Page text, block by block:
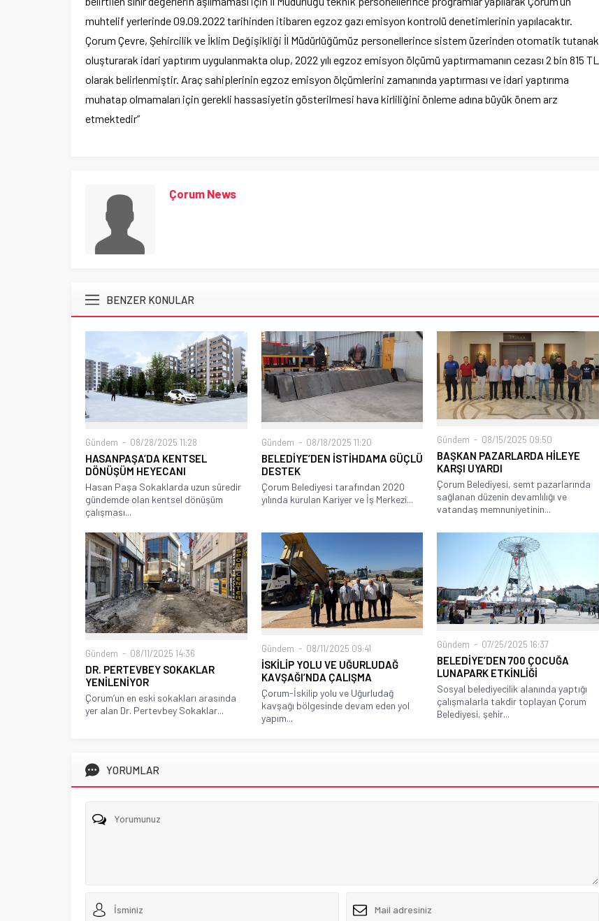
muhtelif yerlerinde 09.09.2022 tarihinden itibaren egzoz gazı emisyon kontrolü denetimlerinin yapılacaktır.
Çorum Çevre, Şehircilik ve İklim Değişikliği İl Müdürlüğümüz personellerince sistem üzerinden otomatik tutanak
oluşturarak idari yaptırım uygulanmakta olup, 2022 yılı egzoz emisyon ölçümü yaptırmamanın cezası 2 bin 815 TL
olarak belirlenmiştir. Araç sahiplerinin egzoz emisyon ölçümlerini zamanında yaptırması ve idari yaptırıma
muhatap olmamaları için gerekli hassasiyetin gösterilmesi hava kirliliğini önleme adına büyük önem arz
etmektedir”
Çorum News
BENZER KONULAR
Gündem 08/28/2025 11:28
HASANPAŞA’DA KENTSEL
DÖNÜŞÜM HEYECANI
Hasan Paşa Sokaklarda uzun süredir
gündemde olan kentsel dönüşüm
çalışması...
Gündem 08/18/2025 11:20
BELEDİYE’DEN İSTİHDAMA GÜÇLÜ
DESTEK
Çorum Belediyesi tarafından 2020
yılında kurulan Kariyer ve İş Merkezi...
Gündem 08/15/2025 09:50
BAŞKAN PAZARLARDA HİLEYE
KARŞI UYARDI
Çorum Belediyesi, semt pazarlarında
sağlanan düzenin devamlılığı ve
vatandaş memnuniyetinin...
Gündem 08/11/2025 14:36
DR. PERTEVBEY SOKAKLAR
YENİLENİYOR
Çorum’un en eski sokakları arasında
yer alan Dr. Pertevbey Sokaklar...
Gündem 08/11/2025 09:41
İSKİLİP YOLU VE UĞURLUDAĞ
KAVŞAĞI’NDA ÇALIŞMA
Çorum-İskilip yolu ve Uğurludağ
kavşağı bölgesinde devam eden yol
yapım...
Gündem 07/25/2025 16:37
BELEDİYE’DEN 700 ÇOCUĞA
LUNAPARK ETKİNLİĞİ
Sosyal belediyecilik alanında yaptığı
çalışmalarla takdir toplayan Çorum
Belediyesi, şehir...
YORUMLAR